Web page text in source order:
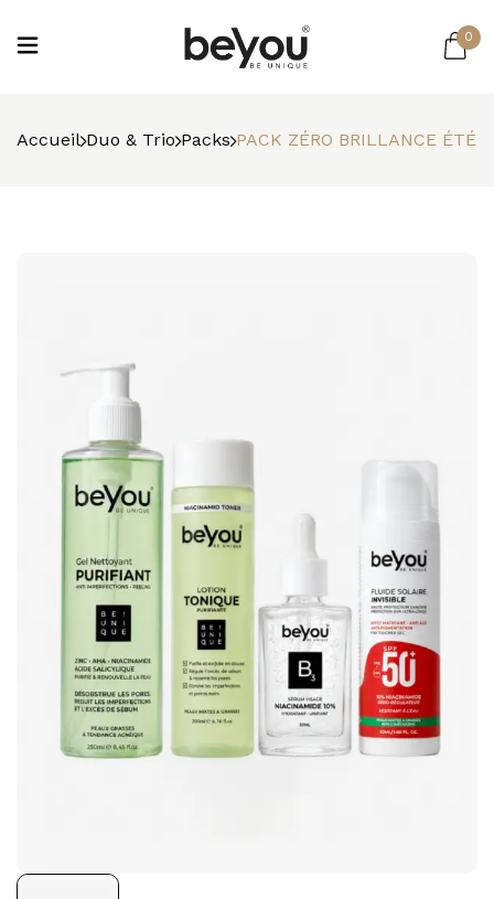
0
Accueil Duo & Trio Packs PACK ZÉRO BRILLANCE ÉTÉ